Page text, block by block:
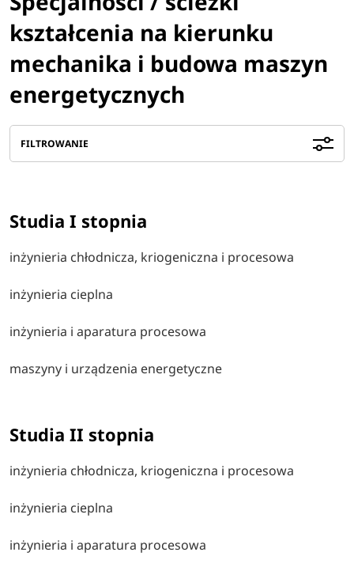
kształcenia na kierunku
mechanika i budowa maszyn
energetycznych
FILTROWANIE
Studia I stopnia
inżynieria chłodnicza, kriogeniczna i procesowa
inżynieria cieplna
inżynieria i aparatura procesowa
maszyny i urządzenia energetyczne
Studia II stopnia
inżynieria chłodnicza, kriogeniczna i procesowa
inżynieria cieplna
inżynieria i aparatura procesowa